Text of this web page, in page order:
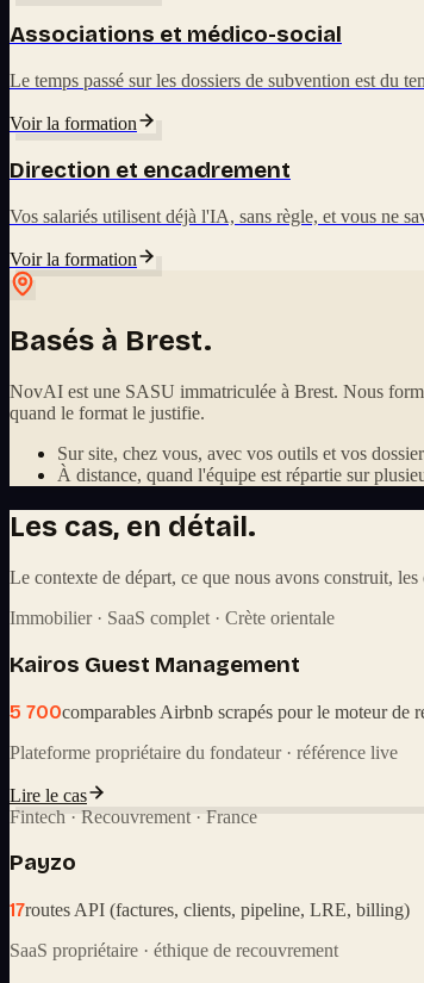
Associations et médico-social
Le temps passé sur les dossiers de subvention est du
Voir la formation
Direction et encadrement
Vos salariés utilisent déjà l'IA, sans règle, et vous ne
Voir la formation
Basés à Brest.
NovAI est une SASU immatriculée à Brest. Nous
quand le format le justifie.
Sur site, chez vous, avec vos outils et vos
À distance, quand l'équipe est répartie sur
Les cas, en détail.
Le contexte de départ, ce que nous avons construit,
Immobilier · SaaS complet · Crète orientale
Kairos Guest Management
5 700comparables Airbnb scrapés pour le moteur de
Plateforme propriétaire du fondateur · référence live
Lire le cas
Fintech · Recouvrement · France
Payzo
17routes API (factures, clients, pipeline, LRE, billing)
SaaS propriétaire · éthique de recouvrement